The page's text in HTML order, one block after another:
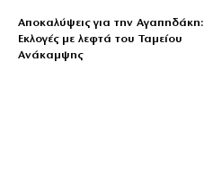
Αποκαλύψεις για την Αγαπηδάκη:
Εκλογές με λεφτά του Ταμείου
Ανάκαμψης